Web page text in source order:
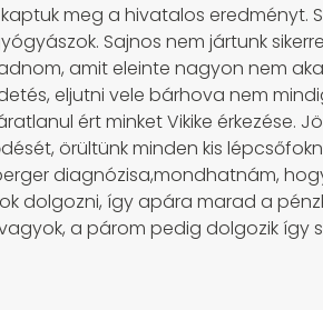
meg a hivatalos eredményt.
Sajnos nem jártunk
amit eleinte nagyon nem
eljutni vele bárhova nem
ért minket Vikike érkezése.
örültünk minden kis
diagnózisa,mondhatnám,
dolgozni, így apára marad a
a párom pedig dolgozik